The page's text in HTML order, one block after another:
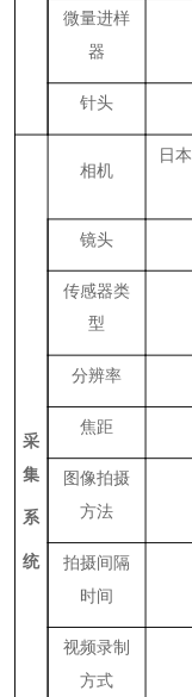
微量进样
器
针头
采
集
系
统
相机
日本
镜头
传感器类
型
分辨率
焦距
图像拍摄
方法
拍摄间隔
时间
视频录制
方式